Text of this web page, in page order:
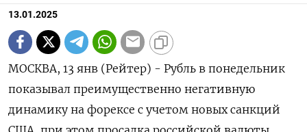
13.01.2025
МОСКВА, 13 янв (Рейтер) - Рубль в понедельник
показывал преимущественно негативную
динамику на форексе с учетом новых санкций